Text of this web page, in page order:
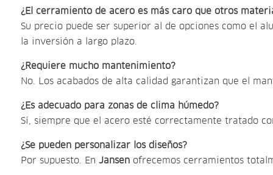
¿El cerramiento de acero es más caro que otros
Su precio puede ser superior al de opciones como el
la inversión a largo plazo.
¿Requiere mucho mantenimiento?
No. Los acabados de alta calidad garantizan que el
¿Es adecuado para zonas de clima húmedo?
Sí, siempre que el acero esté correctamente tratado
¿Se pueden personalizar los diseños?
Por supuesto. En Jansenofrecemos cerramientos